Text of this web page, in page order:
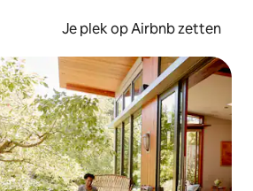
Je plek op Airbnb zetten